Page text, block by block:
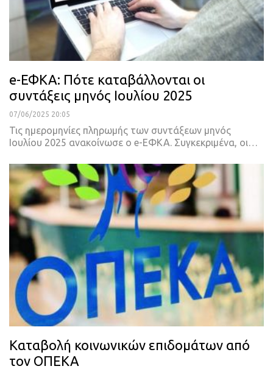
e-ΕΦΚΑ: Πότε καταβάλλονται οι
συντάξεις μηνός Ιουλίου 2025
07/06/2025 20:05
Τις ημερομηνίες πληρωμής των συντάξεων μηνός
Ιουλίου 2025 ανακοίνωσε ο e-ΕΦΚΑ. Συγκεκριμένα, οι…
Καταβολή κοινωνικών επιδομάτων από
τον ΟΠΕΚΑ